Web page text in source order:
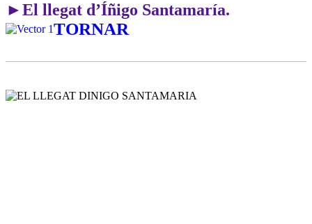
►El llegat d’Íñigo Santamaría.
TORNAR